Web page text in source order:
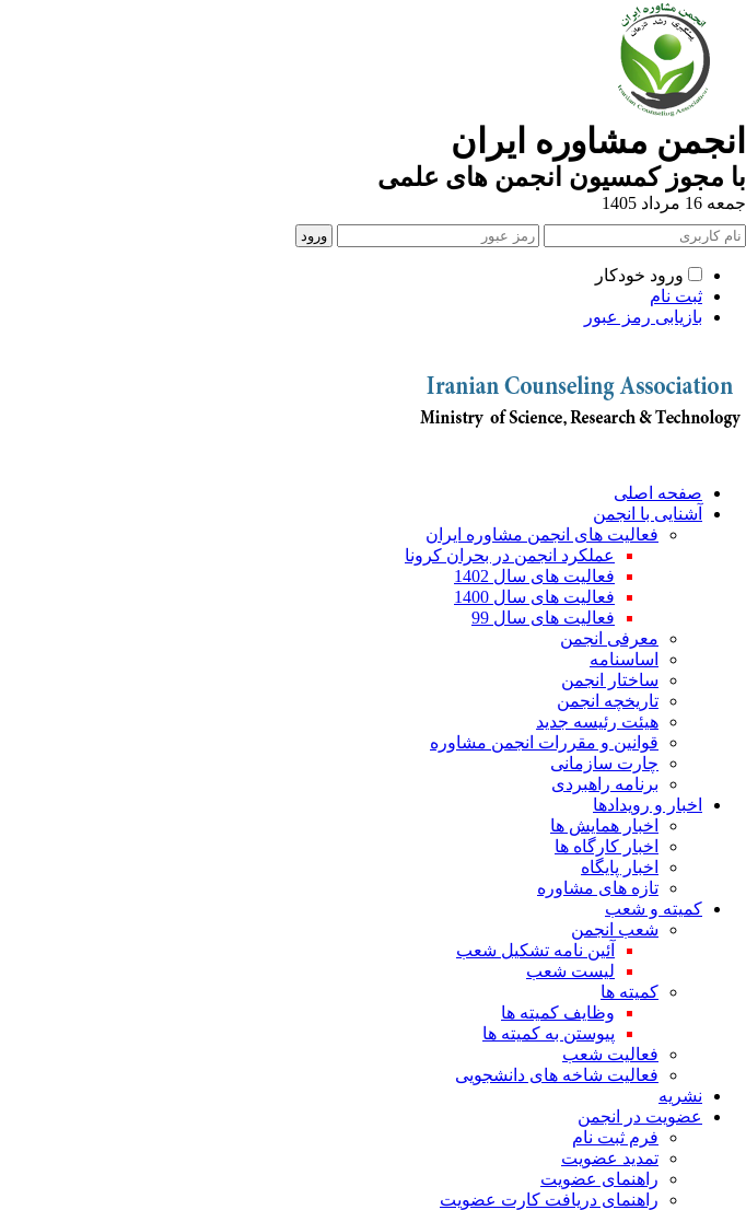
انجمن مشاوره ایران
با مجوز کمسیون انجمن های علمی
جمعه 16 مرداد 1405
ورود خودکار
ثبت نام
بازیابی رمز عبور
صفحه اصلی
آشنایی با انجمن
فعالیت های انجمن مشاوره ایران
عملکرد انجمن در بحران کرونا
فعالیت های سال 1402
فعالیت های سال 1400
فعالیت های سال 99
معرفی انجمن
اساسنامه
ساختار انجمن
تاریخچه انجمن
هیئت رئیسه جدید
قوانین و مقررات انجمن مشاوره
چارت سازمانی
برنامه راهبردی
اخبار و رویدادها
اخبار همایش ها
اخبار کارگاه ها
اخبار پایگاه
تازه های مشاوره
کمیته و شعب
شعب انجمن
آئین نامه تشکیل شعب
لیست شعب
کمیته ها
وظایف کمیته ها
پیوستن به کمیته ها
فعالیت شعب
فعالیت شاخه های دانشجویی
نشریه
عضویت در انجمن
فرم ثبت نام
تمدید عضویت
راهنمای عضویت
راهنمای دریافت کارت عضویت